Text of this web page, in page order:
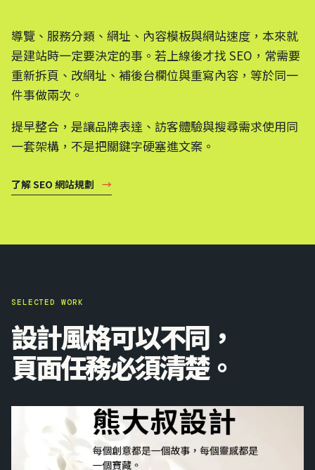
導覽、服務分類、網址、內容模板與網站速度，本來就
是建站時一定要決定的事。若上線後才找 SEO，常需要
重新拆頁、改網址、補後台欄位與重寫內容，等於同一
件事做兩次。
提早整合，是讓品牌表達、訪客體驗與搜尋需求使用同
一套架構，不是把關鍵字硬塞進文案。
了解 SEO 網站規劃 →
SELECTED WORK
設計風格可以不同，
頁面任務必須清楚。